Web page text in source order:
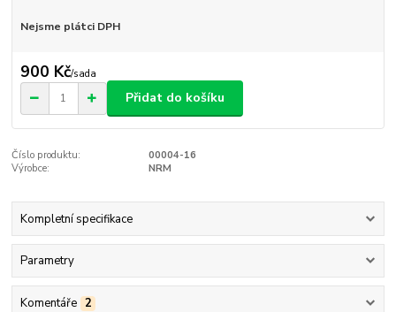
Nejsme plátci DPH
900 Kč/sada
Přidat do košíku
Číslo produktu:
00004-16
Výrobce:
NRM
Kompletní specifikace
Parametry
Komentáře 2